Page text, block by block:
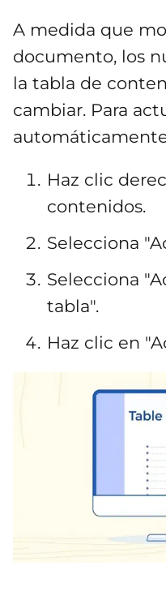
A medida que
documento, los
la tabla de
cambiar. Para
Haz clic
contenidos.
Selecciona
Selecciona
tabla".
Haz clic en